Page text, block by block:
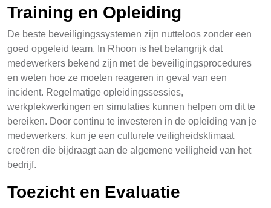
Training en Opleiding
De beste beveiligingssystemen zijn nutteloos zonder een
goed opgeleid team. In Rhoon is het belangrijk dat
medewerkers bekend zijn met de beveiligingsprocedures
en weten hoe ze moeten reageren in geval van een
incident. Regelmatige opleidingssessies,
werkplekwerkingen en simulaties kunnen helpen om dit te
bereiken. Door continu te investeren in de opleiding van je
medewerkers, kun je een culturele veiligheidsklimaat
creëren die bijdraagt aan de algemene veiligheid van het
bedrijf.
Toezicht en Evaluatie